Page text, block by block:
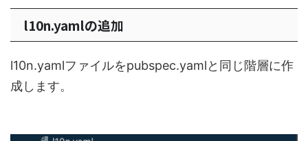
l10n.yamlの追加
l10n.yamlファイルをpubspec.yamlと同じ階層に作
成します。